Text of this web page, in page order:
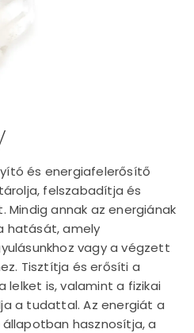
és energiafelerősítő
felszabadítja és
Mindig annak az energiának
hatását, amely
vagy a végzett
Tisztítja és erősíti a
is, valamint a fizikai
a tudattal. Az energiát a
hasznosítja, a